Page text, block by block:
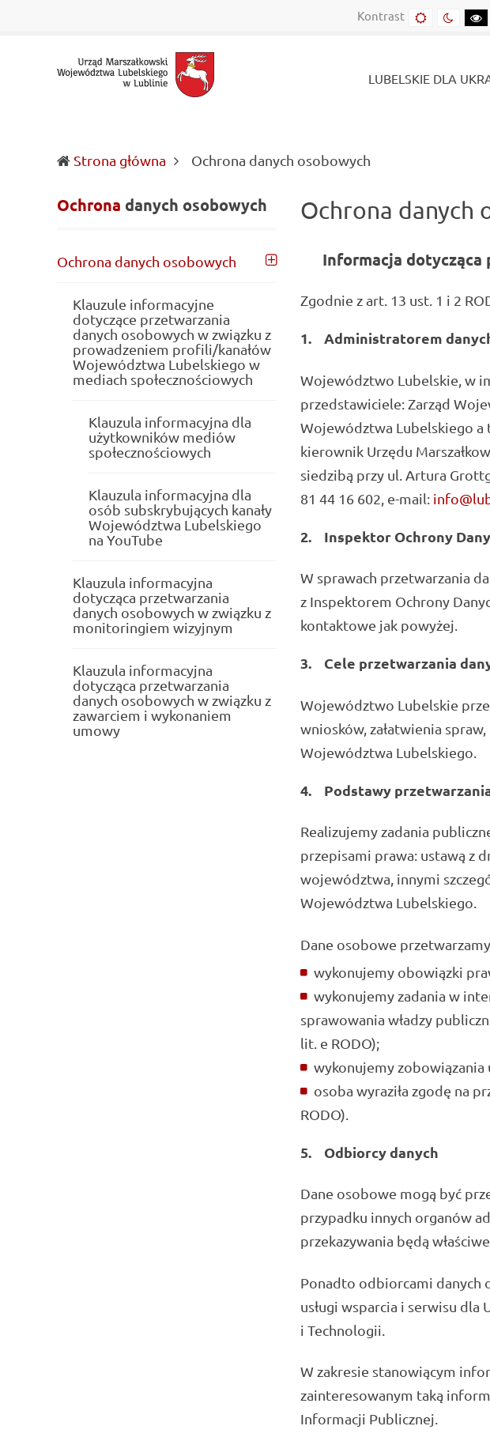
Województwa
Lubelskiego
wojewódzkich
Lubelszczyźnie
Kontrast Domyślny
kontrastnocny
LUBELSKIE DLA
Strona główna Ochrona danych osobowych
Ochrona danych
Informacja dotycząca
Zgodnie z art. 13 ust. 1 i 2
1. Administratorem
Województwo Lubelskie, w
przedstawiciele: Zarząd
Województwa Lubelskiego a
kierownik Urzędu
siedzibą przy ul. Artura
81 44 16 602, e-mail:
2. Inspektor Ochrony
W sprawach przetwarzania
z Inspektorem Ochrony
kontaktowe jak powyżej.
3. Cele przetwarzania
Województwo Lubelskie
wniosków, załatwienia
Województwa Lubelskiego.
4. Podstawy
Realizujemy zadania
przepisami prawa: ustawą z
województwa, innymi
Województwa Lubelskiego.
Dane osobowe
wykonujemy obowiązki
wykonujemy zadania w
sprawowania władzy
lit. e RODO);
wykonujemy zobowiązania
osoba wyraziła zgodę na
RODO).
5. Odbiorcy danych
Dane osobowe mogą być
przypadku innych organów
przekazywania będą
Ponadto odbiorcami danych
usługi wsparcia i serwisu
i Technologii.
W zakresie stanowiącym
zainteresowanym taką
Informacji Publicznej.
Ochrona danych osobowych
Ochrona danych osobowych
Klauzule informacyjne
dotyczące przetwarzania
danych osobowych w związku z
prowadzeniem profili/kanałów
Województwa Lubelskiego w
mediach społecznościowych
Klauzula informacyjna dla
użytkowników mediów
społecznościowych
Klauzula informacyjna dla
osób subskrybujących kanały
Województwa Lubelskiego
na YouTube
Klauzula informacyjna
dotycząca przetwarzania
danych osobowych w związku z
monitoringiem wizyjnym
Klauzula informacyjna
dotycząca przetwarzania
danych osobowych w związku z
zawarciem i wykonaniem
umowy